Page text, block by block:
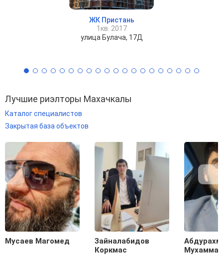
ЖК Пристань
1кв. 2017
улица Булача, 17Д
Лучшие риэлторы Махачкалы
Каталог специалистов
Закрытая база объектов
Мусаев Магомед
Зайналабидов
Коркмас